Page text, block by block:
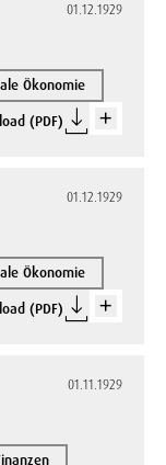
01.12.1929
Ökonomie
(PDF)
01.12.1929
Ökonomie
(PDF)
01.11.1929